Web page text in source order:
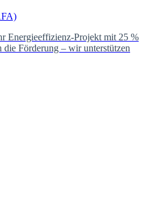
Energieeffizienz-Projekt mit 25 %
die Förderung – wir unterstützen